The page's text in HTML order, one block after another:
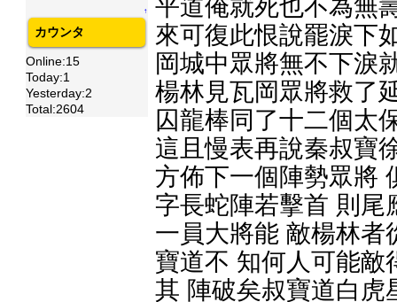
平道俺就死也不為無
來可復此恨說罷淚下
岡城中眾將無不下淚
楊林見瓦岡眾將救了
囚龍棒同了十二個太
這且慢表再說秦叔寶
方佈下一個陣勢眾將
字長蛇陣若擊首 則尾
一員大將能 敵楊林者
寶道不 知何人可能敵
其 陣破矣叔寶道白虎
↑
カウンタ
Online:15
Today:1
Yesterday:2
Total:2604